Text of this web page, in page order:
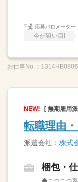
応募バロメーター
今が狙い目!
お仕事No.：
NEW! [ 無期雇用
転職理由
派遣会社： 株式
梱包・